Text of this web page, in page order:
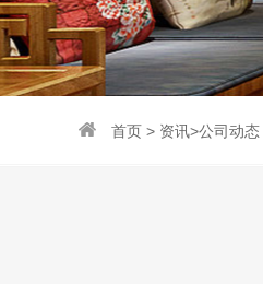
首页 > 资讯>公司动态